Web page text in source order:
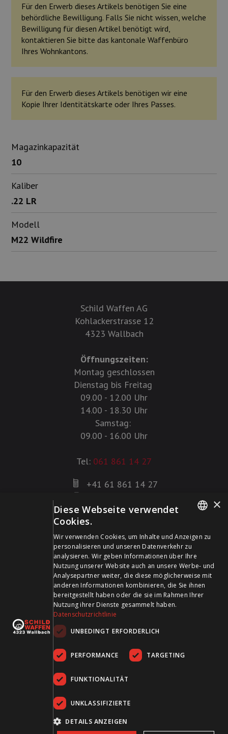
Für den Erwerb dieses Artikels benötigen Sie eine
behördliche Bewilligung. Falls Sie nicht wissen, welche
Bewilligung für diesen Artikel benötigt wird,
kontaktieren Sie bitte das kantonale Waffenbüro
Ihres Wohnkantons.
Für den Erwerb dieses Artikels benötigen wir eine
Kopie Ihrer Identitätskarte oder Ihres Passes.
Magazinkapazität
10
Kaliber
.22 LR
Modell
M22 Wildfire
Schild Waffen AG
Kohlackerstrasse 12
4323 Wallbach
Öffnungszeiten:
Montag geschlossen
Dienstag bis Freitag
09.00 - 12.00 Uhr
14.00 - 18.30 Uhr
Samstag:
09.00 - 16.00 Uhr
Tel: 061 861 14 27
+41 61 861 14 27
info@schildwaffen.ch
Zahlungsmittel
Besuchen Sie uns in den Sozialen Medien und bleiben Sie
auf dem Laufenden!
FRENCH
×
Diese Webseite verwendet
Cookies.
Wir verwenden Cookies, um Inhalte und Anzeigen zu
personalisieren und unseren Datenverkehr zu
analysieren. Wir geben Informationen über Ihre
Nutzung unserer Website auch an unsere Werbe- und
Analysepartner weiter, die diese möglicherweise mit
anderen Informationen kombinieren, die Sie ihnen
bereitgestellt haben oder die sie im Rahmen Ihrer
Nutzung ihrer Dienste gesammelt haben.
Datenschutzrichtlinie
UNBEDINGT ERFORDERLICH
PERFORMANCE TARGETING
FUNKTIONALITÄT
UNKLASSIFIZIERTE
DETAILS ANZEIGEN